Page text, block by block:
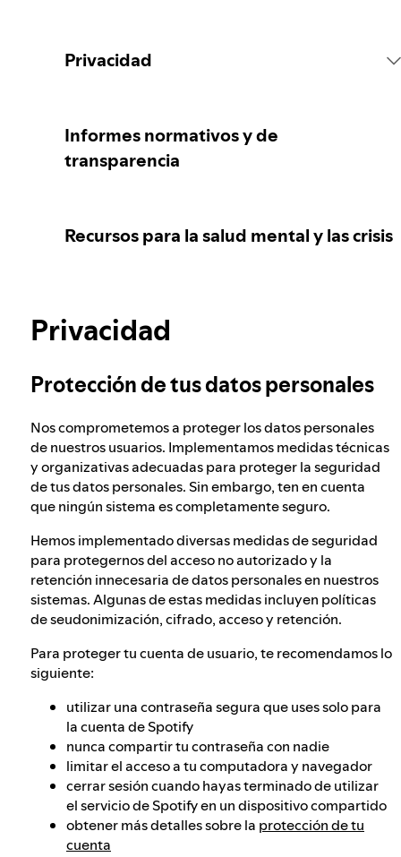
Reportar contenido
Orientación para padres, madres o
Nuestro enfoque para verificar la edad de los
usuarios
Integridad electoral en Spotify
Nuestro enfoque ante el contenido peligroso
y engañoso
Nuestro enfoque ante el extremismo violento
Comprender las recomendaciones
Privacidad
Tus controles de privacidad
Informes normativos y de
transparencia
Recursos para la salud mental y las crisis
Privacidad
Protección de tus datos personales
Nos comprometemos a proteger los datos personales
de nuestros usuarios. Implementamos medidas técnicas
y organizativas adecuadas para proteger la seguridad
de tus datos personales. Sin embargo, ten en cuenta
que ningún sistema es completamente seguro.
Hemos implementado diversas medidas de seguridad
para protegernos del acceso no autorizado y la
retención innecesaria de datos personales en nuestros
sistemas. Algunas de estas medidas incluyen políticas
de seudonimización, cifrado, acceso y retención.
Para proteger tu cuenta de usuario, te recomendamos lo
siguiente:
utilizar una contraseña segura que uses solo para
la cuenta de Spotify
nunca compartir tu contraseña con nadie
limitar el acceso a tu computadora y navegador
cerrar sesión cuando hayas terminado de utilizar
el servicio de Spotify en un dispositivo compartido
obtener más detalles sobre la protección de tu
cuenta